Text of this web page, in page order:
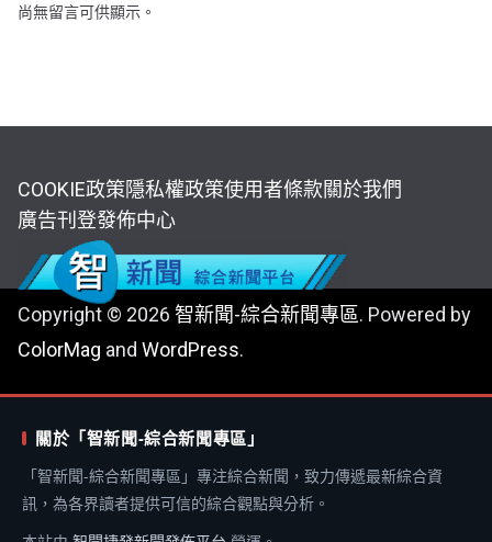
尚無留言可供顯示。
COOKIE政策隱私權政策使用者條款關於我們
廣告刊登發佈中心
Copyright © 2026 智新聞-綜合新聞專區. Powered by
ColorMag and WordPress.
關於「智新聞-綜合新聞專區」
「智新聞-綜合新聞專區」專注綜合新聞，致力傳遞最新綜合資
訊，為各界讀者提供可信的綜合觀點與分析。